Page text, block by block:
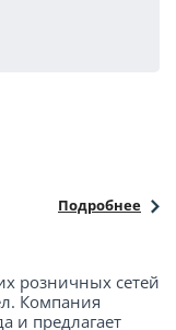
Подробнее
розничных сетей
Компания
и предлагает